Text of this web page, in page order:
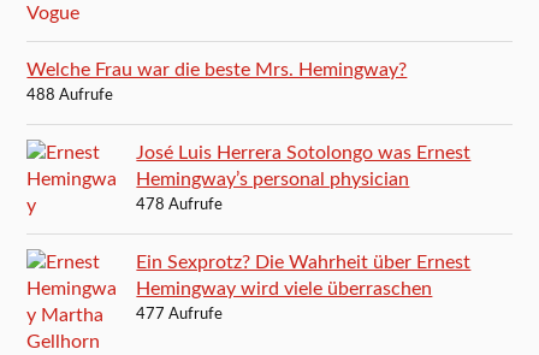
Welche Frau war die beste Mrs. Hemingway?
488 Aufrufe
José Luis Herrera Sotolongo was Ernest
Hemingway’s personal physician
478 Aufrufe
Ein Sexprotz? Die Wahrheit über Ernest
Hemingway wird viele überraschen
477 Aufrufe